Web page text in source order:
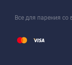
Все для парения со